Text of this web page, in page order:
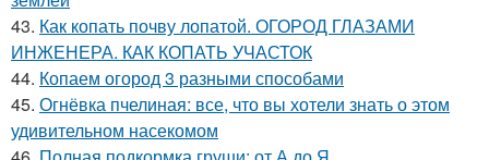
43. Как копать почву лопатой. ОГОРОД ГЛАЗАМИ
ИНЖЕНЕРА. КАК КОПАТЬ УЧАСТОК
44. Копаем огород 3 разными способами
45. Огнёвка пчелиная: все, что вы хотели знать о этом
удивительном насекомом